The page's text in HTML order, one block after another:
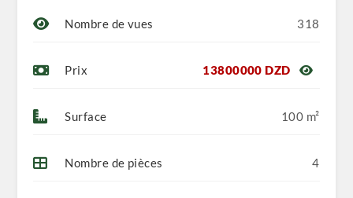
Nombre de vues 318
Prix 13800000 DZD
Surface 100 m²
Nombre de pièces 4